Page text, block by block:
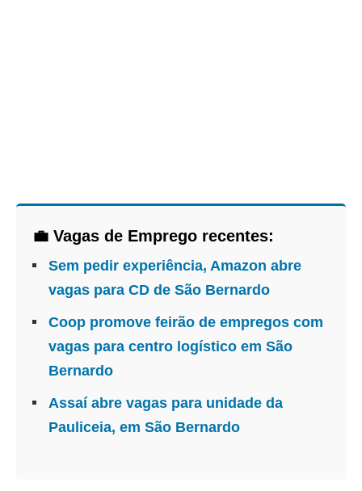
💼 Vagas de Emprego recentes:
Sem pedir experiência, Amazon abre
vagas para CD de São Bernardo
Coop promove feirão de empregos com
vagas para centro logístico em São
Bernardo
Assaí abre vagas para unidade da
Pauliceia, em São Bernardo